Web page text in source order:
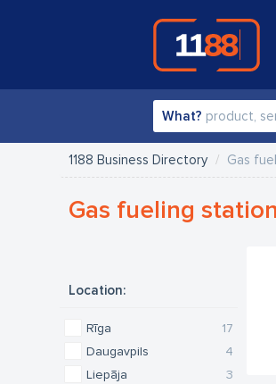
What?
1188 Business Directory Gas
Gas fueling station
Location:
17
Rīga
4
Daugavpils
3
Liepāja